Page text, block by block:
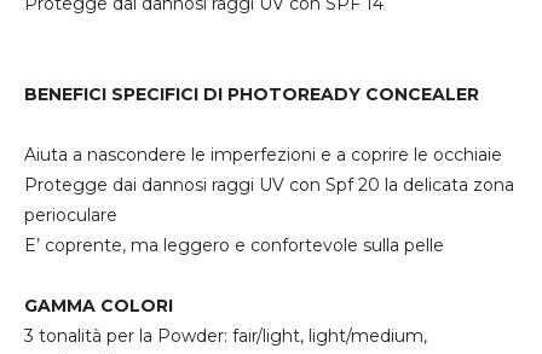
BENEFICI SPECIFICI DI PHOTOREADY CONCEALER
Aiuta a nascondere le imperfezioni e a coprire le occhiaie
Protegge dai dannosi raggi UV con Spf 20 la delicata zona
perioculare
E’ coprente, ma leggero e confortevole sulla pelle
GAMMA COLORI
3 tonalità per la Powder: fair/light, light/medium,